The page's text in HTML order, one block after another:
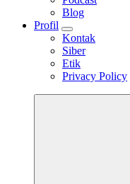
Blog
Profil
Kontak
Siber
Etik
Privacy Policy